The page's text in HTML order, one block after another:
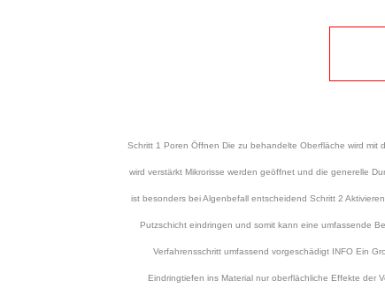
Schritt 1 Poren Öffnen Die zu behandelte Oberfläche wird
wird verstärkt Mikrorisse werden geöffnet und die generelle
ist besonders bei Algenbefall entscheidend Schritt 2
Putzschicht eindringen und somit kann eine umfassende
Verfahrensschritt umfassend vorgeschädigt INFO Ein
Eindringtiefen ins Material nur oberflächliche Effekte der